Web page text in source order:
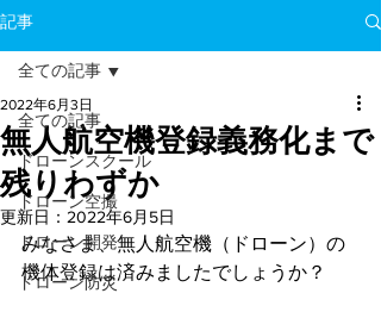
記事
全ての記事
ドローンスクール
ドローン空撮
ドローン開発
ドローン防災
全ての記事
無人航空機登録義務化まで
残りわずか
2022年6月3日
更新日： 2022年6月5日
みなさま、無人航空機（ドローン）の
機体登録は済みましたでしょうか？